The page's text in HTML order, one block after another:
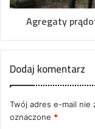
Agregaty
Dodaj komentarz
Twój adres e-mail nie
oznaczone *